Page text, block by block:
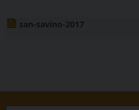
san-savino-2017